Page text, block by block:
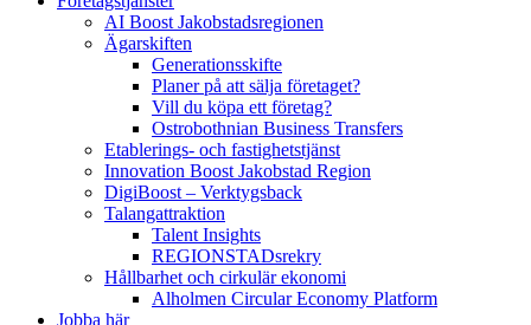
AI Boost Jakobstadsregionen
Ägarskiften
Generationsskifte
Planer på att sälja företaget?
Vill du köpa ett företag?
Ostrobothnian Business Transfers
Etablerings- och fastighetstjänst
Innovation Boost Jakobstad Region
DigiBoost – Verktygsback
Talangattraktion
Talent Insights
REGIONSTADsrekry
Hållbarhet och cirkulär ekonomi
Alholmen Circular Economy Platform
Jobba här